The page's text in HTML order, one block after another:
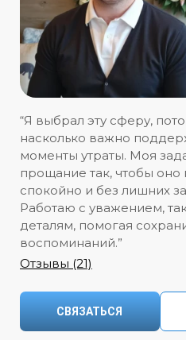
“Я выбрал эту сферу,
насколько важно
моменты утраты. Моя
прощание так, чтобы
спокойно и без лишних
Работаю с уважением,
деталям, помогая
воспоминаний.”
Отзывы (21)
СВЯЗАТЬСЯ